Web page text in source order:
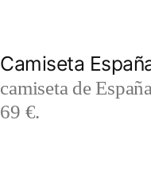
Camiseta
camiseta de
69 €.